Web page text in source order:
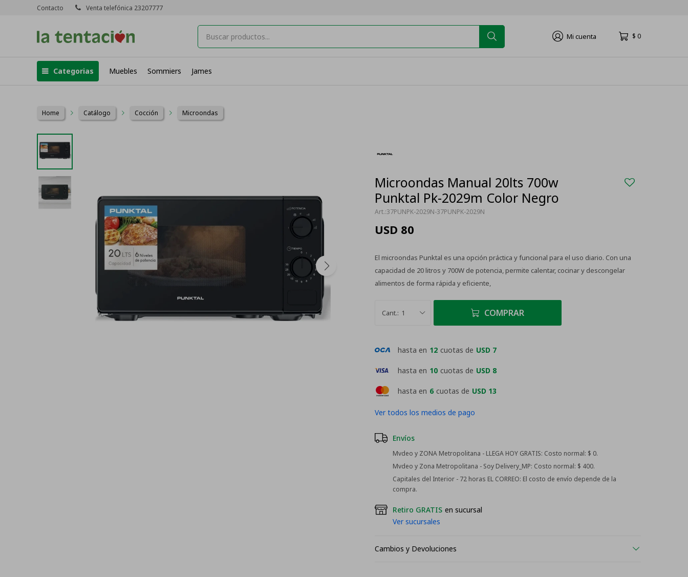
Categorias Muebles Sommiers James
$ 0
Contacto Venta telefónica 23207777
Home Catálogo Cocción Microondas
Microondas Manual 20lts 700w
Punktal Pk-2029m Color Negro
37PUNPK-2029N-37PUNPK-2029N
USD 80
El microondas Punktal es una opción práctica y funcional para el uso diario. Con una
capacidad de 20 litros y 700W de potencia, permite calentar, cocinar y descongelar
alimentos de forma rápida y eficiente,
1 COMPRAR
hasta en 6 cuotas de USD 13
hasta en 12 cuotas de USD 7
hasta en 10 cuotas de USD 8
Ver todos los medios de pago
Envíos
Mvdeo y ZONA Metropolitana - LLEGA HOY GRATIS: Costo normal: $ 0.
Mvdeo y Zona Metropolitana - Soy Delivery_MP: Costo normal: $ 400.
Capitales del Interior - 72 horas EL CORREO: El costo de envío depende de la
compra.
Retiro GRATIS en sucursal
Ver sucursales
Cambios y Devoluciones